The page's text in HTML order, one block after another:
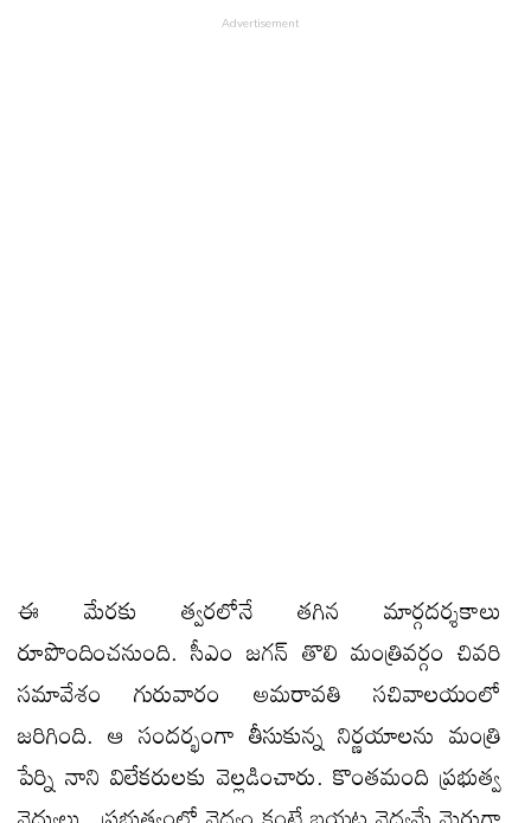
ఈ మేరకు త్వరలోనే తగిన మార్గదర్శకాలు
రూపొందించనుంది. సీఎం జగన్‌ తొలి మంత్రివర్గం చివరి
సమావేశం గురువారం అమరావతి సచివాలయంలో
జరిగింది. ఆ సందర్భంగా తీసుకున్న నిర్ణయాలను మంత్రి
పేర్ని నాని విలేకరులకు వెల్లడించారు. కొంతమంది ప్రభుత్వ